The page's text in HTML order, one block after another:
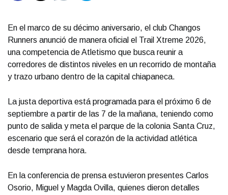
En el marco de su décimo aniversario, el club Changos
Runners anunció de manera oficial el Trail Xtreme 2026,
una competencia de Atletismo que busca reunir a
corredores de distintos niveles en un recorrido de montaña
y trazo urbano dentro de la capital chiapaneca.
La justa deportiva está programada para el próximo 6 de
septiembre a partir de las 7 de la mañana, teniendo como
punto de salida y meta el parque de la colonia Santa Cruz,
escenario que será el corazón de la actividad atlética
desde temprana hora.
En la conferencia de prensa estuvieron presentes Carlos
Osorio, Miguel y Magda Ovilla, quienes dieron detalles